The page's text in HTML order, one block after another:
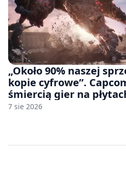
„Około 90% naszej
kopie cyfrowe”.
śmiercią gier na
7 sie 2026